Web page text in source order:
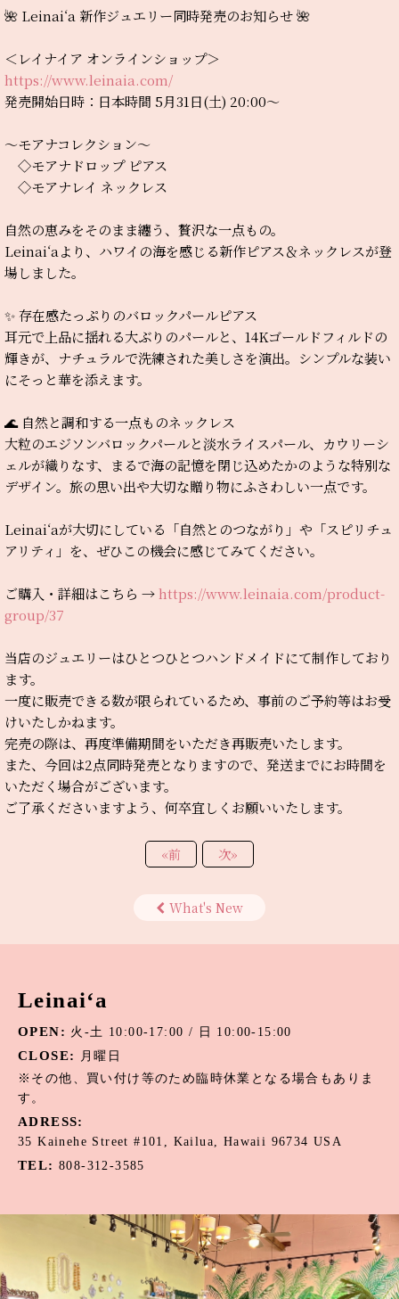
🌺 Leinai‘a 新作ジュエリー同時発売のお知らせ 🌺
＜レイナイア オンラインショップ＞
https://www.leinaia.com/
発売開始日時：日本時間 5月31日(土) 20:00〜
〜モアナコレクション〜
◇モアナドロップ ピアス
◇モアナレイ ネックレス
自然の恵みをそのまま纏う、贅沢な一点もの。
Leinai‘aより、ハワイの海を感じる新作ピアス＆ネックレスが登
場しました。
✨ 存在感たっぷりのバロックパールピアス
耳元で上品に揺れる大ぶりのパールと、14Kゴールドフィルドの
輝きが、ナチュラルで洗練された美しさを演出。シンプルな装い
にそっと華を添えます。
🌊 自然と調和する一点ものネックレス
大粒のエジソンバロックパールと淡水ライスパール、カウリーシ
ェルが織りなす、まるで海の記憶を閉じ込めたかのような特別な
デザイン。旅の思い出や大切な贈り物にふさわしい一点です。
Leinai‘aが大切にしている「自然とのつながり」や「スピリチュ
アリティ」を、ぜひこの機会に感じてみてください。
ご購入・詳細はこちら →https://www.leinaia.com/product-
group/37
当店のジュエリーはひとつひとつハンドメイドにて制作しており
ます。
一度に販売できる数が限られているため、事前のご予約等はお受
けいたしかねます。
完売の際は、再度準備期間をいただき再販売いたします。
また、今回は2点同時発売となりますので、発送までにお時間を
いただく場合がございます。
ご了承くださいますよう、何卒宜しくお願いいたします。
«前 次»
What's New
Leinai‘a
OPEN: 火-土 10:00-17:00 / 日 10:00-15:00
CLOSE:
月曜日
※その他、買い付け等のため臨時休業となる場合もありま
す。
ADRESS:
35 Kainehe Street #101, Kailua, Hawaii 96734 USA
TEL: 808-312-3585